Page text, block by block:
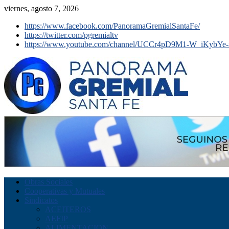
viernes, agosto 7, 2026
https://www.facebook.com/PanoramaGremialSantaFe/
https://twitter.com/pgremialtv
https://www.youtube.com/channel/UCCr4pD9M1-
Obras Sociales
Cooperativas y Mutuales
Sindicatos
ACEITEROS
AEFIP